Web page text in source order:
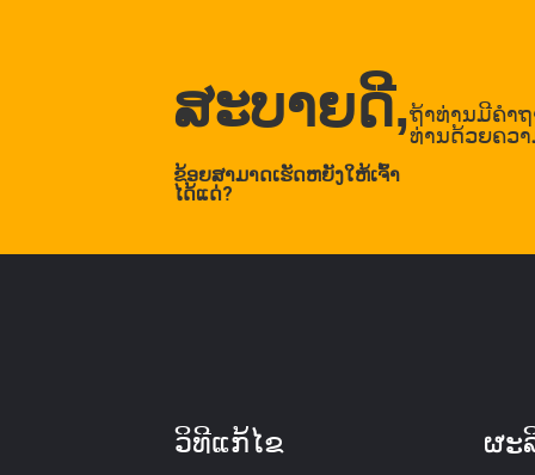
ສະບາຍດີ,
ຂ້ອຍສາມາດເຮັດຫຍັງໃຫ້ເຈົ້າ
ໄດ້ແດ່?
ຖ້າທ່ານມີຄໍາ
ທ່ານດ້ວຍຄວ
ວິທີແກ້ໄຂ ຜະ